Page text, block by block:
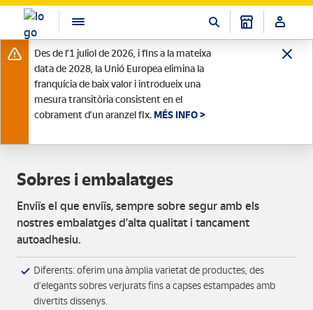
Des de l’1 juliol de 2026, i fins a la mateixa
data de 2028, la Unió Europea elimina la
franquícia de baix valor i introdueix una
mesura transitòria consistent en el
cobrament d’un aranzel fix. MÉS INFO >
Sobres i embalatges
Enviïs el que enviïs, sempre sobre segur amb els
nostres embalatges d’alta qualitat i tancament
autoadhesiu.
Diferents: oferim una àmplia varietat de productes, des
d’elegants sobres verjurats fins a capses estampades amb
divertits dissenys.